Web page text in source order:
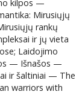
kilpos —
Mirusiųjų
rankų
ir jų vieta
Laidojimo
— Išnašos —
ir šaltiniai — The
warriors with